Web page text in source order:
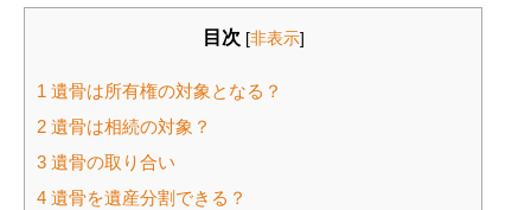
目次 [非表示]
1 遺骨は所有権の対象となる？
2 遺骨は相続の対象？
3 遺骨の取り合い
4 遺骨を遺産分割できる？